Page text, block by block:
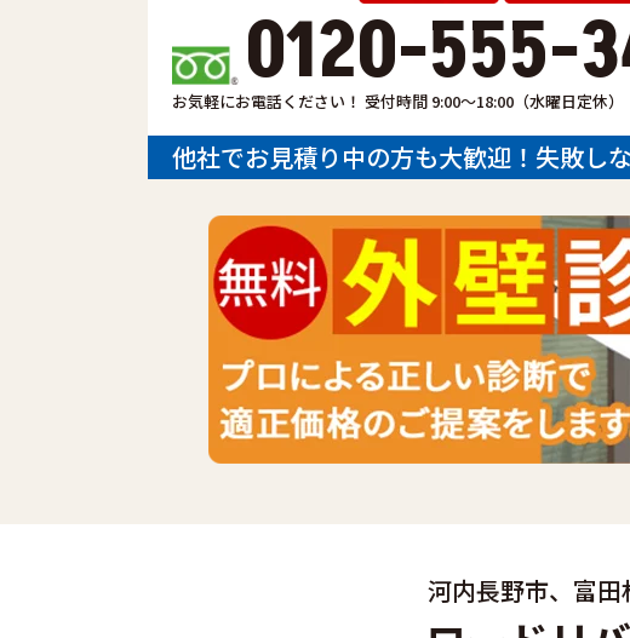
0120-555-
お気軽にお電話ください！ 受付時間 9:00～18:00（水曜日定休）
他社でお見積り中の方も大歓迎！失敗し
河内長野市、富